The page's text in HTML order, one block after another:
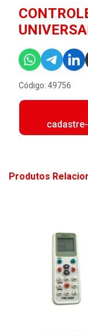
Código: 49756
Produtos